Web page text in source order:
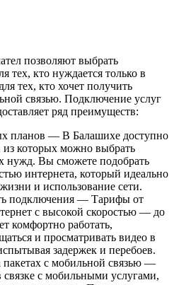
позволяют выбрать
тех, кто нуждается только в
тех, кто хочет получить
связью. Подключение услуг
ряд преимуществ:
планов — В Балашихе доступно
которых можно выбрать
нужд. Вы сможете подобрать
интернета, который идеально
и использование сети.
подключения — Тарифы от
с высокой скоростью — до
комфортно работать,
и просматривать видео в
задержек и перебоев.
с мобильной связью —
с мобильными услугами,